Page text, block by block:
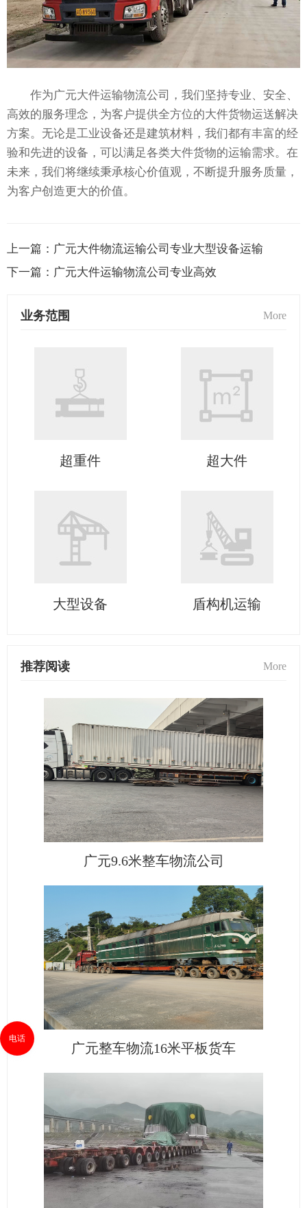
作为广元大件运输物流公司，我们坚持专业、安全、
高效的服务理念，为客户提供全方位的大件货物运送解决
方案。无论是工业设备还是建筑材料，我们都有丰富的经
验和先进的设备，可以满足各类大件货物的运输需求。在
未来，我们将继续秉承核心价值观，不断提升服务质量，
为客户创造更大的价值。
上一篇： 广元大件物流运输公司专业大型设备运输
下一篇： 广元大件运输物流公司专业高效
业务范围 More
超重件 超大件
大型设备 盾构机运输
推荐阅读 More
广元9.6米整车物流公司
广元整车物流16米平板货车
电话